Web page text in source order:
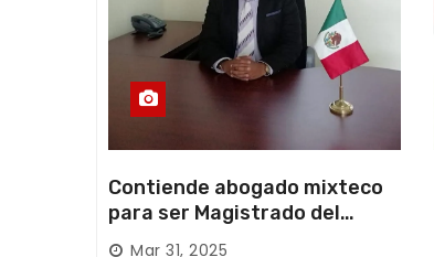
s
Contiende abogado mixteco
para ser Magistrado del
Poder Judicial; es originario
Mar 31, 2025